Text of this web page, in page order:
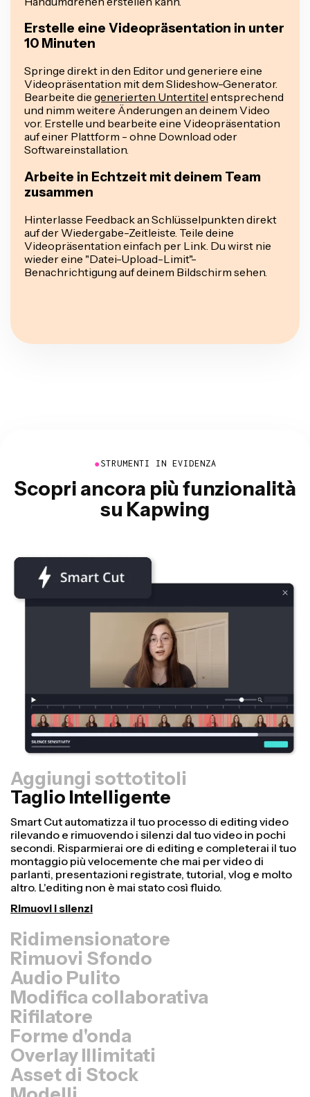
Erstelle eine Videopräsentation in unter
10 Minuten
Springe direkt in den Editor und generiere eine
Videopräsentation mit dem Slideshow-Generator.
Bearbeite die generierten Untertitel entsprechend
und nimm weitere Änderungen an deinem Video
vor. Erstelle und bearbeite eine Videopräsentation
auf einer Plattform - ohne Download oder
Softwareinstallation.
Arbeite in Echtzeit mit deinem Team
zusammen
Hinterlasse Feedback an Schlüsselpunkten direkt
auf der Wiedergabe-Zeitleiste. Teile deine
Videopräsentation einfach per Link. Du wirst nie
wieder eine "Datei-Upload-Limit"-
Benachrichtigung auf deinem Bildschirm sehen.
●STRUMENTI IN EVIDENZA
Scopri ancora più funzionalità
su Kapwing
Aggiungi sottotitoli
Taglio Intelligente
Ridimensionatore
Riutilizza i video più velocemente e rendili più
professionali con la nostra funzione Resize Canvas! In
pochi clic, puoi prendere un singolo video e adattarlo
alle dimensioni giuste per ogni altra piattaforma, che sia
TikTok, YouTube, Instagram, Twitter, Linkedin o qualsiasi
altro posto.
Rimuovi Sfondo
Audio Pulito
Modifica collaborativa
Rifilatore
Forme d'onda
Overlay Illimitati
Asset di Stock